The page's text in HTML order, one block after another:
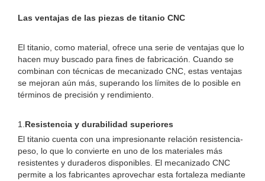
Las ventajas de las piezas de titanio CNC
El titanio, como material, ofrece una serie de ventajas que lo
hacen muy buscado para fines de fabricación. Cuando se
combinan con técnicas de mecanizado CNC, estas ventajas
se mejoran aún más, superando los límites de lo posible en
términos de precisión y rendimiento.
1. Resistencia y durabilidad superiores
El titanio cuenta con una impresionante relación resistencia-
peso, lo que lo convierte en uno de los materiales más
resistentes y duraderos disponibles. El mecanizado CNC
permite a los fabricantes aprovechar esta fortaleza mediante